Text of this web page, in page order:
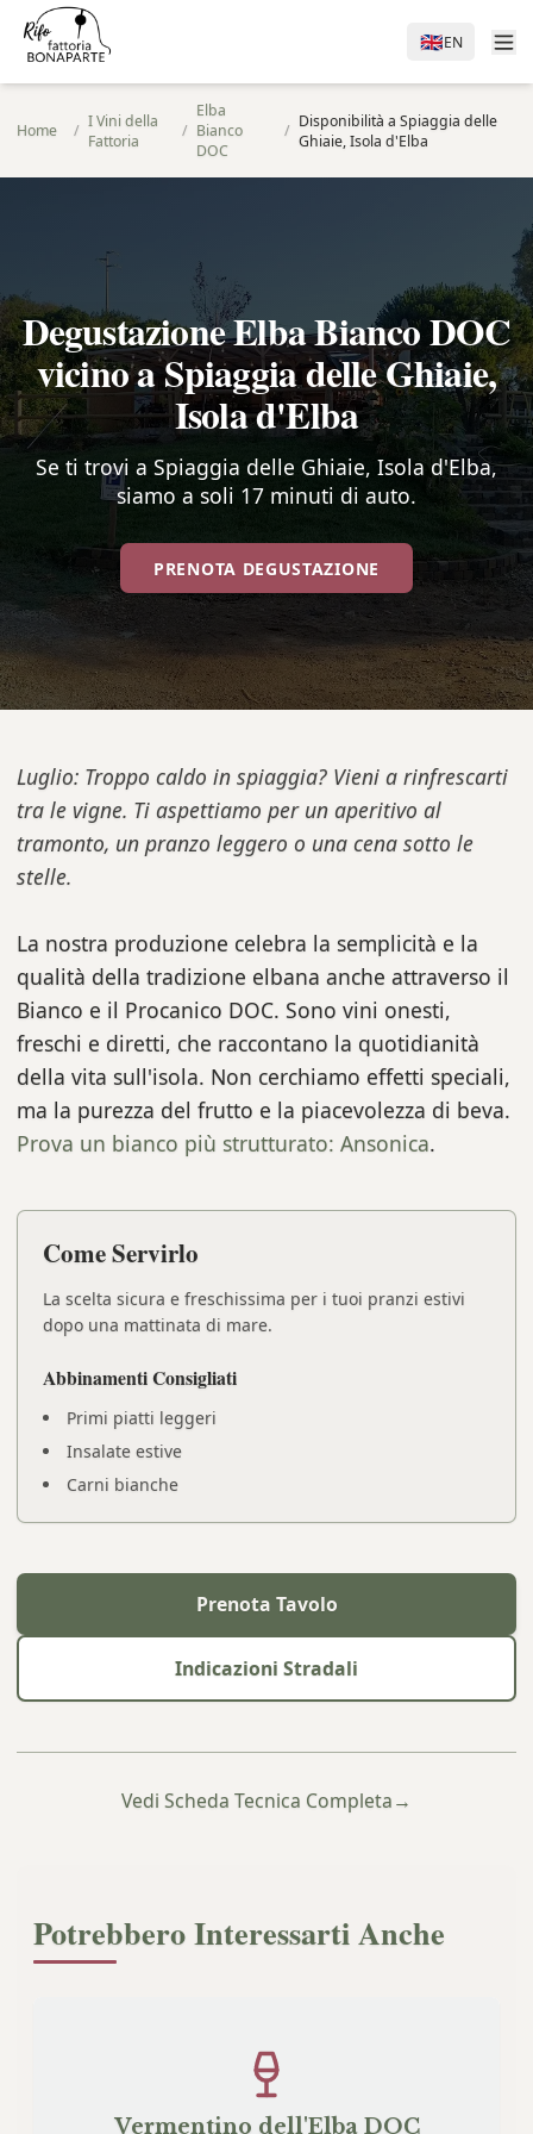
🇬🇧EN
Home / I Vini della
Fattoria
/
Elba
Bianco
DOC
/ Disponibilità a Spiaggia delle
Ghiaie, Isola d'Elba
Degustazione Elba Bianco DOC
vicino a Spiaggia delle Ghiaie,
Isola d'Elba
Se ti trovi a Spiaggia delle Ghiaie, Isola d'Elba,
siamo a soli 17 minuti di auto.
PRENOTA DEGUSTAZIONE
Luglio: Troppo caldo in spiaggia? Vieni a rinfrescarti
tra le vigne. Ti aspettiamo per un aperitivo al
tramonto, un pranzo leggero o una cena sotto le
stelle.
La nostra produzione celebra la semplicità e la
qualità della tradizione elbana anche attraverso il
Bianco e il Procanico DOC. Sono vini onesti,
freschi e diretti, che raccontano la quotidianità
della vita sull'isola. Non cerchiamo effetti speciali,
ma la purezza del frutto e la piacevolezza di beva.
Prova un bianco più strutturato: Ansonica.
Come Servirlo
La scelta sicura e freschissima per i tuoi pranzi estivi
dopo una mattinata di mare.
Abbinamenti Consigliati
Primi piatti leggeri
Insalate estive
Carni bianche
Prenota Tavolo
Indicazioni Stradali
Vedi Scheda Tecnica Completa→
Potrebbero Interessarti Anche
Vermentino dell'Elba DOC